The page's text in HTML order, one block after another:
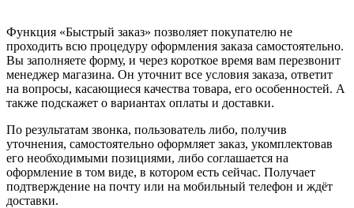
Функция «Быстрый заказ» позволяет покупателю не
проходить всю процедуру оформления заказа самостоятельно.
Вы заполняете форму, и через короткое время вам перезвонит
менеджер магазина. Он уточнит все условия заказа, ответит
на вопросы, касающиеся качества товара, его особенностей. А
также подскажет о вариантах оплаты и доставки.
По результатам звонка, пользователь либо, получив
уточнения, самостоятельно оформляет заказ, укомплектовав
его необходимыми позициями, либо соглашается на
оформление в том виде, в котором есть сейчас. Получает
подтверждение на почту или на мобильный телефон и ждёт
доставки.